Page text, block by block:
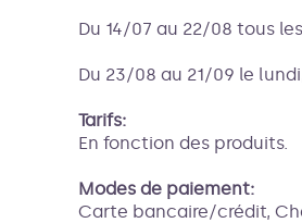
Du 14/07 au 22/08 tous
Du 23/08 au 21/09 le
Tarifs:
En fonction des produits.
Modes de paiement:
Carte bancaire/crédit,